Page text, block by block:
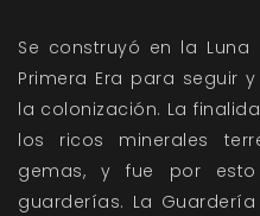
Se construyó en la
Primera Era para seguir
la colonización. La
los ricos minerales
gemas, y fue por
guarderías. La